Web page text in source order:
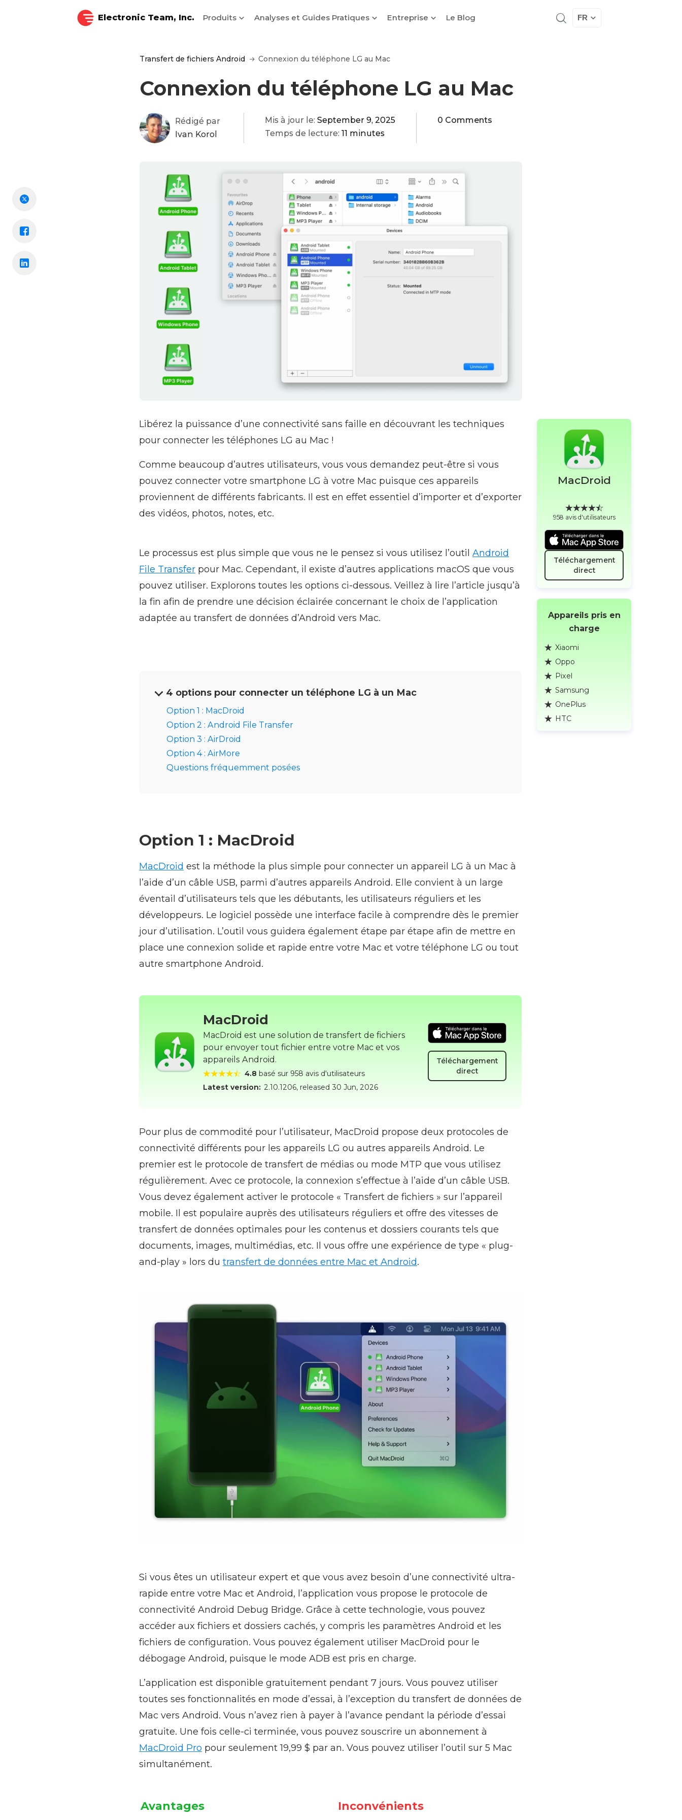
Electronic Team, Inc. Produits Analyses et Guides Pratiques Entreprise Le Blog FR
Transfert de fichiers Android Connexion du téléphone LG au Mac
Connexion du téléphone LG au Mac
Rédigé par
Ivan Korol
Mis à jour le: September 9, 2025
Temps de lecture: 11 minutes
0 Comments
Libérez la puissance d’une connectivité sans faille en découvrant les techniques
pour connecter les téléphones LG au Mac !
Comme beaucoup d’autres utilisateurs, vous vous demandez peut-être si vous
pouvez connecter votre smartphone LG à votre Mac puisque ces appareils
proviennent de différents fabricants. Il est en effet essentiel d’importer et d’exporter
des vidéos, photos, notes, etc.
Le processus est plus simple que vous ne le pensez si vous utilisez l’outilAndroid
File Transfer pour Mac. Cependant, il existe d’autres applications macOS que vous
pouvez utiliser. Explorons toutes les options ci-dessous. Veillez à lire l’article jusqu’à
la fin afin de prendre une décision éclairée concernant le choix de l’application
adaptée au transfert de données d’Android vers Mac.
4 options pour connecter un téléphone LG à un Mac
Option 1 : MacDroid
Option 2 : Android File Transfer
Option 3 : AirDroid
Option 4 : AirMore
Questions fréquemment posées
Option 1 : MacDroid
MacDroid est la méthode la plus simple pour connecter un appareil LG à un Mac à
l’aide d’un câble USB, parmi d’autres appareils Android. Elle convient à un large
éventail d’utilisateurs tels que les débutants, les utilisateurs réguliers et les
développeurs. Le logiciel possède une interface facile à comprendre dès le premier
jour d’utilisation. L’outil vous guidera également étape par étape afin de mettre en
place une connexion solide et rapide entre votre Mac et votre téléphone LG ou tout
autre smartphone Android.
MacDroid
MacDroid est une solution de transfert de fichiers
pour envoyer tout fichier entre votre Mac et vos
appareils Android.
4.8 basé sur 958 avis d'utilisateurs
Latest version: 2.10.1206, released30 Jun, 2026
Téléchargement
direct
Pour plus de commodité pour l’utilisateur, MacDroid propose deux protocoles de
connectivité différents pour les appareils LG ou autres appareils Android. Le
premier est le protocole de transfert de médias ou mode MTP que vous utilisez
régulièrement. Avec ce protocole, la connexion s’effectue à l’aide d’un câble USB.
Vous devez également activer le protocole « Transfert de fichiers » sur l’appareil
mobile. Il est populaire auprès des utilisateurs réguliers et offre des vitesses de
transfert de données optimales pour les contenus et dossiers courants tels que
documents, images, multimédias, etc. Il vous offre une expérience de type « plug-
and-play » lors dutransfert de données entre Mac et Android.
Si vous êtes un utilisateur expert et que vous avez besoin d’une connectivité ultra-
rapide entre votre Mac et Android, l’application vous propose le protocole de
connectivité Android Debug Bridge. Grâce à cette technologie, vous pouvez
accéder aux fichiers et dossiers cachés, y compris les paramètres Android et les
fichiers de configuration. Vous pouvez également utiliser MacDroid pour le
débogage Android, puisque le mode ADB est pris en charge.
L’application est disponible gratuitement pendant 7 jours. Vous pouvez utiliser
toutes ses fonctionnalités en mode d’essai, à l’exception du transfert de données de
Mac vers Android. Vous n’avez rien à payer à l’avance pendant la période d’essai
gratuite. Une fois celle-ci terminée, vous pouvez souscrire un abonnement à
MacDroid Pro pour seulement 19,99 $ par an. Vous pouvez utiliser l’outil sur 5 Mac
simultanément.
Avantages Inconvénients
MacDroid
958 avis d'utilisateurs
Téléchargement
direct
Appareils pris en
charge
Xiaomi
Oppo
Pixel
Samsung
OnePlus
HTC